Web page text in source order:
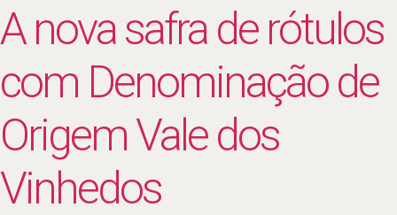
A nova safra de rótulos
com Denominação de
Origem Vale dos
Vinhedos